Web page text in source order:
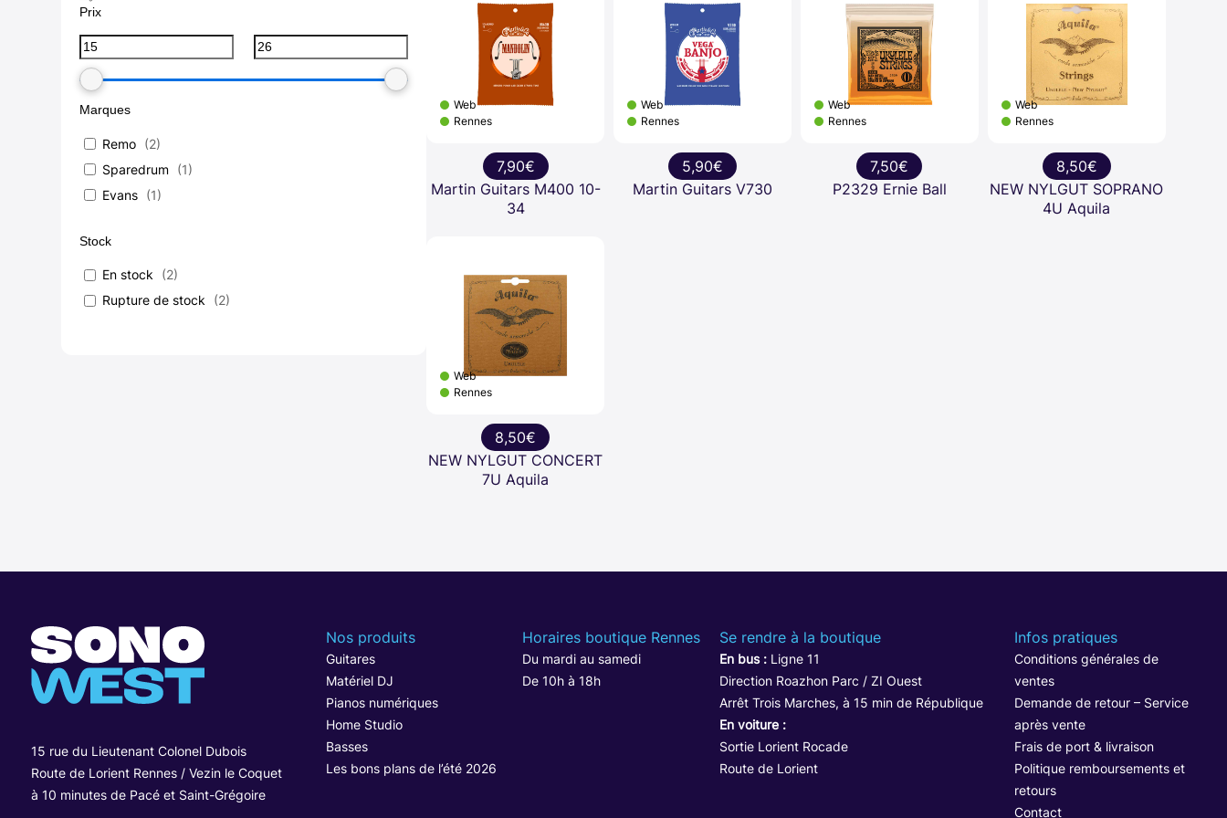
Prix
Marques
Remo (2)
Sparedrum
(1)
Evans
(1)
Stock
En stock (2)
Rupture de stock
(2)
Web
Rennes
7,90€
Martin Guitars M400 10-
34
Web
Rennes
5,90€
Martin Guitars V730
Web
Rennes
7,50€
P2329 Ernie Ball
Web
Rennes
8,50€
NEW NYLGUT SOPRANO
4U Aquila
Web
Rennes
8,50€
NEW NYLGUT CONCERT
7U Aquila
15 rue du Lieutenant Colonel Dubois
Route de Lorient Rennes / Vezin le Coquet
à 10 minutes de Pacé et Saint-Grégoire
Nos produits
Guitares
Matériel DJ
Pianos numériques
Home Studio
Basses
Les bons plans de l’été 2026
Horaires boutique Rennes
Du mardi au samedi
De 10h à 18h
Se rendre à la boutique
En bus :Ligne 11
Direction Roazhon Parc / ZI Ouest
Arrêt Trois Marches, à 15 min de République
En voiture :
Sortie Lorient Rocade
Route de Lorient
Infos pratiques
Conditions générales de
ventes
Demande de retour – Service
après vente
Frais de port & livraison
Politique remboursements et
retours
Contact